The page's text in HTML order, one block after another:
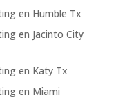
en Humble Tx
en Jacinto City
en Katy Tx
en Miami